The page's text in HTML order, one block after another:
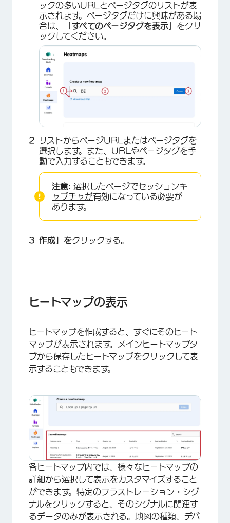
×
ックの多いURLとページタグのリストが表
示されます。ページタグだけに興味がある場
合は、「 すべてのページタグを表示 」をクリ
ックしてください。
×
リストからページURLまたはページタグを
選択します。また、URLやページタグを手
動で入力することもできます。
注意: 選択したページでセッションキ
ャプチャが有効になっている必要が
あります。
作成」をクリックする。
ヒートマップの表示
ヒートマップを作成すると、すぐにそのヒート
マップが表示されます。メインヒートマップタ
ブから保存したヒートマップをクリックして表
示することもできます。
各ヒートマップ内では、様々なヒートマップの
詳細から選択して表示をカスタマイズすること
ができます。特定のフラストレーション・シグ
ナルをクリックすると、そのシグナルに関連す
るデータのみが表示される。地図の種類、デバ